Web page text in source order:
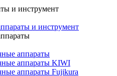
и инструмент
и инструмент
аппараты
аппараты KIWI
аппараты Fujikura